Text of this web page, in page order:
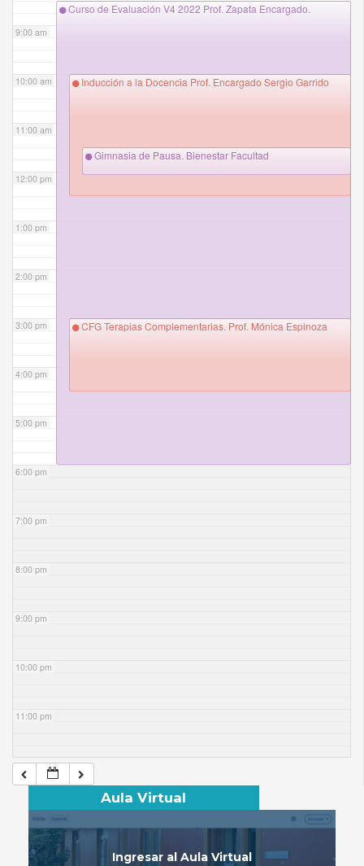
9:00 am
10:00 am
11:00 am
12:00 pm
1:00 pm
2:00 pm
3:00 pm
4:00 pm
5:00 pm
6:00 pm
7:00 pm
8:00 pm
9:00 pm
10:00 pm
11:00 pm
Curso de Evaluación V4 2022 Prof. Zapata Encargado.
Inducción a la Docencia Prof. Encargado Sergio Garrido
Gimnasia de Pausa. Bienestar Facultad
CFG Terapias Complementarias. Prof. Mónica Espinoza
Aula Virtual
Ingresar al Aula Virtual